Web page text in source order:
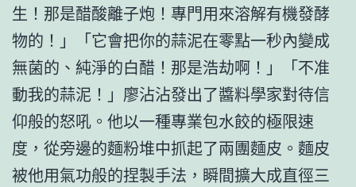
生！那是醋酸離子炮！專門用來溶解有機發酵
物的！」「它會把你的蒜泥在零點一秒內變成
無菌的、純淨的白醋！那是浩劫啊！」「不准
動我的蒜泥！」廖沾沾發出了醬料學家對待信
仰般的怒吼。他以一種專業包水餃的極限速
度，從旁邊的麵粉堆中抓起了兩團麵皮。麵皮
被他用氣功般的捏製手法，瞬間擴大成直徑三